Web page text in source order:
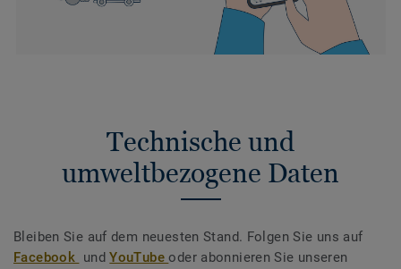
Technische und
umweltbezogene Daten
Bleiben Sie auf dem neuesten Stand. Folgen Sie uns auf
Facebook undYouTubeoder abonnieren Sie unseren